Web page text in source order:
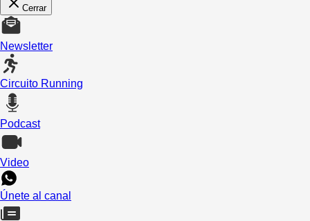
Cerrar
Newsletter
Circuito Running
Podcast
Video
Únete al canal